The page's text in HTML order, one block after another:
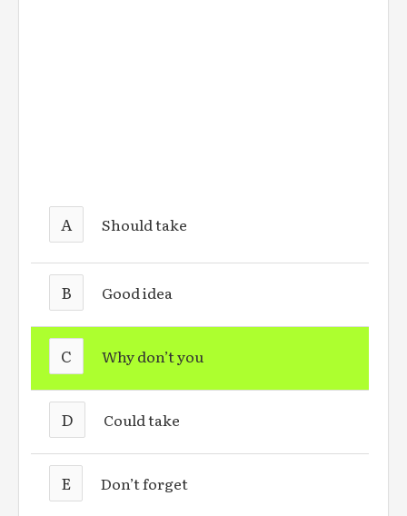
A Should take
B Good idea
C Why don’t you
D Could take
E Don’t forget